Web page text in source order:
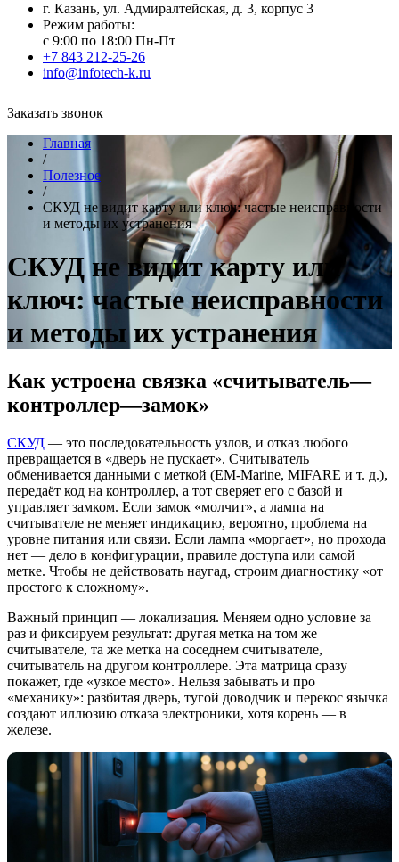
г. Казань, ул. Адмиралтейская, д. 3, корпус 3
Режим работы:
с 9:00 по 18:00 Пн-Пт
+7 843 212-25-26
info@infotech-k.ru
Заказать звонок
Главная
/
Полезное
/
СКУД не видит карту или ключ: частые неисправности
и методы их устранения
СКУД не видит карту или
ключ: частые неисправности
и методы их устранения
Как устроена связка «считыватель—
контроллер—замок»
СКУД — это последовательность узлов, и отказ любого
превращается в «дверь не пускает». Считыватель
обменивается данными с меткой (EM-Marine, MIFARE и т. д.),
передаёт код на контроллер, а тот сверяет его с базой и
управляет замком. Если замок «молчит», а лампа на
считывателе не меняет индикацию, вероятно, проблема на
уровне питания или связи. Если лампа «моргает», но прохода
нет — дело в конфигурации, правиле доступа или самой
метке. Чтобы не действовать наугад, строим диагностику «от
простого к сложному».
Важный принцип — локализация. Меняем одно условие за
раз и фиксируем результат: другая метка на том же
считывателе, та же метка на соседнем считывателе,
считыватель на другом контроллере. Эта матрица сразу
покажет, где «узкое место». Нельзя забывать и про
«механику»: разбитая дверь, тугой доводчик и перекос язычка
создают иллюзию отказа электроники, хотя корень — в
железе.